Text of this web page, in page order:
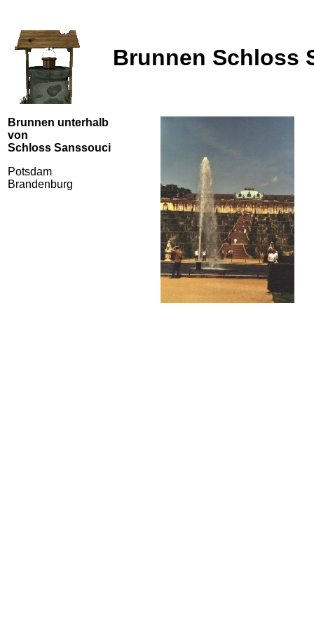
Brunnen Schloss
Brunnen unterhalb
von
Schloss Sanssouci
Potsdam
Brandenburg